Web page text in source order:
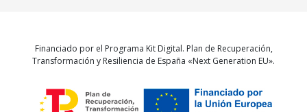
Financiado por el Programa Kit Digital. Plan de Recuperación,
Transformación y Resiliencia de España «Next Generation EU».